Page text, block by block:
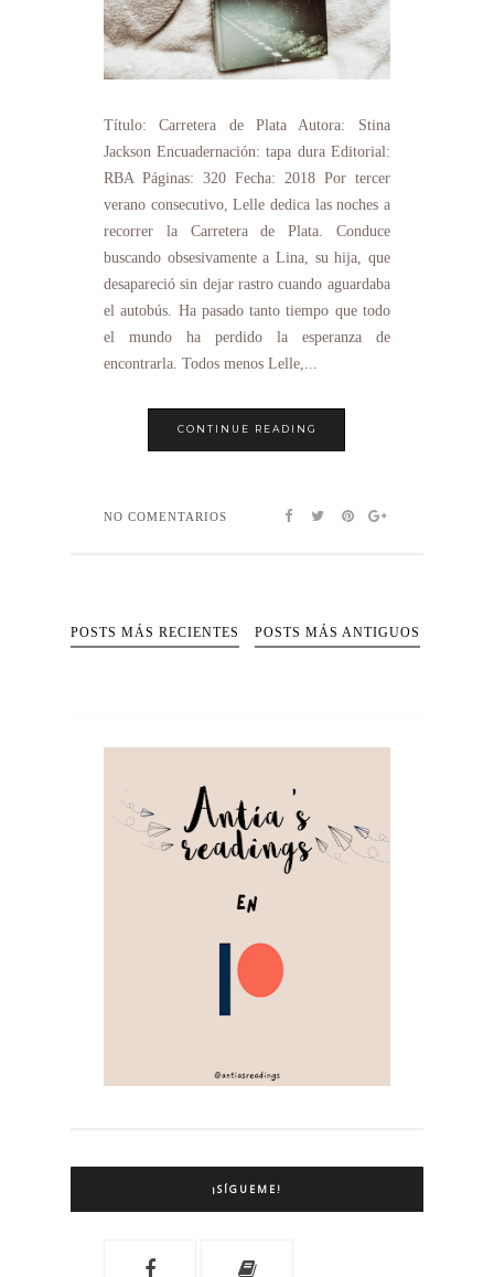
Título: Carretera de Plata Autora: Stina
Jackson Encuadernación: tapa dura Editorial:
RBA Páginas: 320 Fecha: 2018 Por tercer
verano consecutivo, Lelle dedica las noches a
recorrer la Carretera de Plata. Conduce
buscando obsesivamente a Lina, su hija, que
desapareció sin dejar rastro cuando aguardaba
el autobús. Ha pasado tanto tiempo que todo
el mundo ha perdido la esperanza de
encontrarla. Todos menos Lelle,...
CONTINUE READING
NO COMENTARIOS
POSTS MÁS RECIENTES POSTS MÁS ANTIGUOS
¡SÍGUEME!